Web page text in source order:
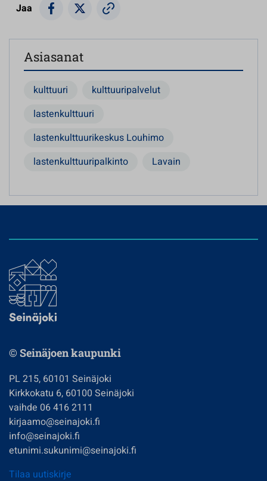
Jaa
Asiasanat
kulttuuri
kulttuuripalvelut
lastenkulttuuri
lastenkulttuurikeskus Louhimo
lastenkulttuuripalkinto
Lavain
© Seinäjoen kaupunki
PL 215, 60101 Seinäjoki
Kirkkokatu 6, 60100 Seinäjoki
vaihde 06 416 2111
kirjaamo@seinajoki.fi
info@seinajoki.fi
etunimi.sukunimi@seinajoki.fi
Tilaa uutiskirje